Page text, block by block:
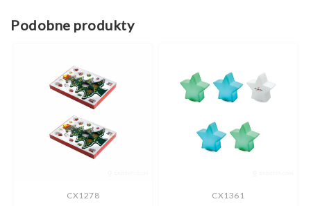
Podobne produkty
CX1278 CX1361